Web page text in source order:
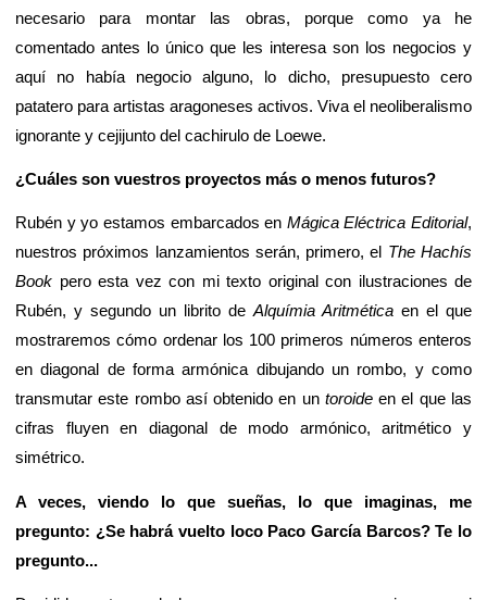
necesario para montar las obras, porque como ya he
comentado antes lo único que les interesa son los negocios y
aquí no había negocio alguno, lo dicho, presupuesto cero
patatero para artistas aragoneses activos. Viva el neoliberalismo
ignorante y cejijunto del cachirulo de Loewe.
¿Cuáles son vuestros proyectos más o menos futuros?
Rubén y yo estamos embarcados en Mágica Eléctrica Editorial,
nuestros próximos lanzamientos serán, primero, el The Hachís
Book pero esta vez con mi texto original con ilustraciones de
Rubén, y segundo un librito de Alquímia Aritmética en el que
mostraremos cómo ordenar los 100 primeros números enteros
en diagonal de forma armónica dibujando un rombo, y como
transmutar este rombo así obtenido en un toroideen el que las
cifras fluyen en diagonal de modo armónico, aritmético y
simétrico.
A veces, viendo lo que sueñas, lo que imaginas, me
pregunto: ¿Se habrá vuelto loco Paco García Barcos? Te lo
pregunto...